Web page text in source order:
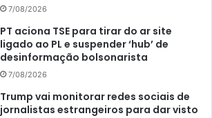
7/08/2026
PT aciona TSE para tirar do ar site
ligado ao PL e suspender ‘hub’ de
desinformação bolsonarista
7/08/2026
Trump vai monitorar redes sociais de
jornalistas estrangeiros para dar visto